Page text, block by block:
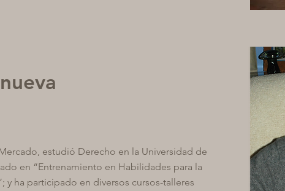
estudió Derecho en la Universidad de
en “Entrenamiento en Habilidades para la
y ha participado en diversos cursos-talleres